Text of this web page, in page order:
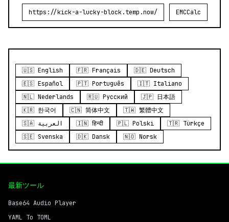
https://kick-a-lucky-block.temp.now/ EMCCalc
🇺🇸 English 🇫🇷 Français
🇩🇪 Deutsch
🇪🇸 Español
🇵🇹 Português
🇮🇹 Italiano
🇳🇱 Nederlands
🇷🇺 Русский
🇯🇵 日本語
🇰🇷 한국어
🇨🇳 简体中文
🇹🇼 繁體中文
🇸🇦 العربية
🇮🇳 हिन्दी 🇵🇱 Polski
🇹🇷 Türkçe
🇸🇪 Svenska
🇩🇰 Dansk 🇳🇴 Norsk
最新ツール
Base64 Audio Player
YAML To TOML